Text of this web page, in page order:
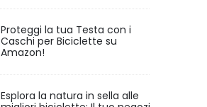
Proteggi la tua Testa con i
Caschi per Biciclette su
Amazon!
Esplora la natura in sella alle